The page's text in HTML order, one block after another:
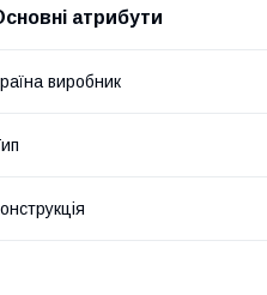
атрибути
виробник